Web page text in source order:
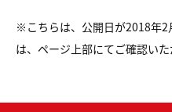
※こちらは、公開日が2018年2
は、ページ上部にてご確認いた